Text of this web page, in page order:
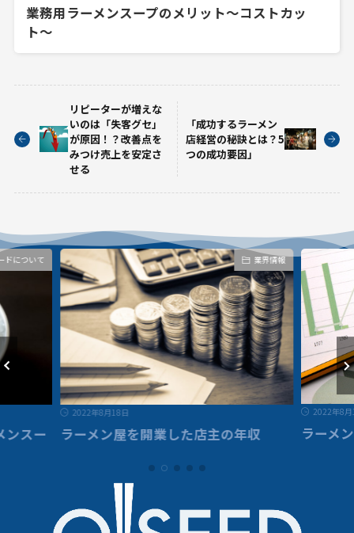
業務用ラーメンスープのメリット〜コストカッ
ト〜
リピーターが増えな
いのは「失客グセ」
が原因！？改善点を
みつけ売上を安定さ
せる
「成功するラーメン
店経営の秘訣とは？5
つの成功要因」
業界情報
メン屋を開業した店主の年収 ラーメン屋を簡単に